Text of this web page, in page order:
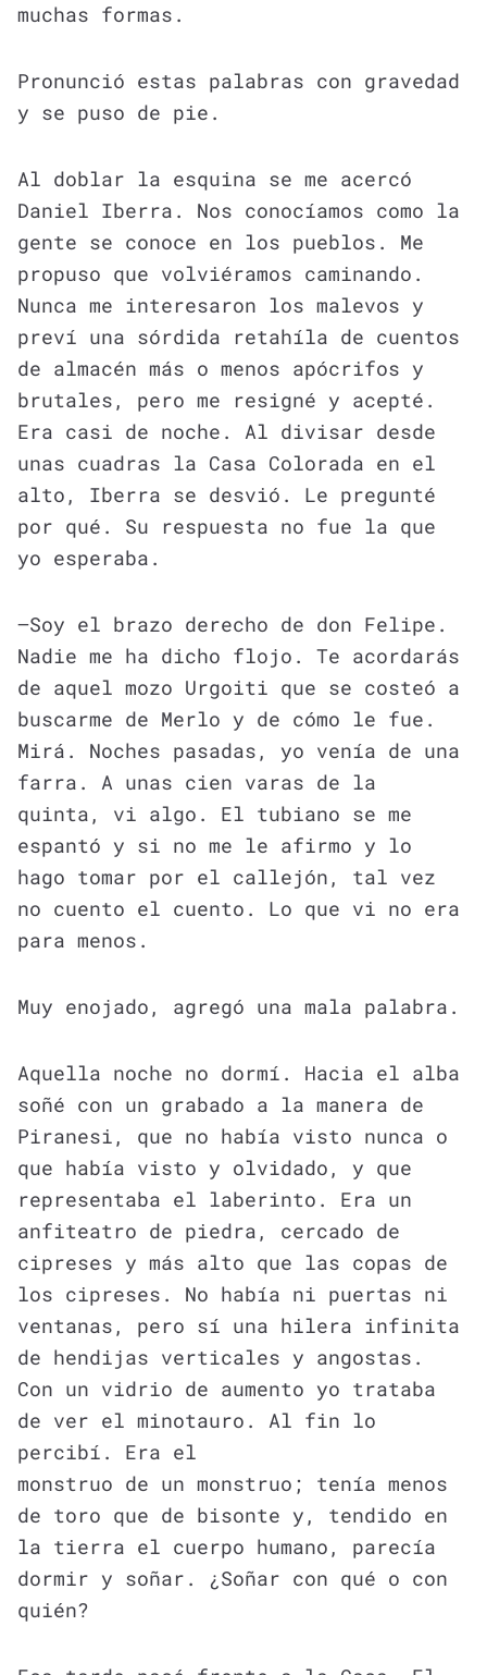
muchas formas.
Pronunció estas palabras con gravedad
y se puso de pie.
Al doblar la esquina se me acercó
Daniel Iberra. Nos conocíamos como la
gente se conoce en los pueblos. Me
propuso que volviéramos caminando.
Nunca me interesaron los malevos y
preví una sórdida retahíla de cuentos
de almacén más o menos apócrifos y
brutales, pero me resigné y acepté.
Era casi de noche. Al divisar desde
unas cuadras la Casa Colorada en el
alto, Iberra se desvió. Le pregunté
por qué. Su respuesta no fue la que
yo esperaba.
—Soy el brazo derecho de don Felipe.
Nadie me ha dicho flojo. Te acordarás
de aquel mozo Urgoiti que se costeó a
buscarme de Merlo y de cómo le fue.
Mirá. Noches pasadas, yo venía de una
farra. A unas cien varas de la
quinta, vi algo. El tubiano se me
espantó y si no me le afirmo y lo
hago tomar por el callejón, tal vez
no cuento el cuento. Lo que vi no era
para menos.
Muy enojado, agregó una mala palabra.
Aquella noche no dormí. Hacia el alba
soñé con un grabado a la manera de
Piranesi, que no había visto nunca o
que había visto y olvidado, y que
representaba el laberinto. Era un
anfiteatro de piedra, cercado de
cipreses y más alto que las copas de
los cipreses. No había ni puertas ni
ventanas, pero sí una hilera infinita
de hendijas verticales y angostas.
Con un vidrio de aumento yo trataba
de ver el minotauro. Al fin lo
percibí. Era el
monstruo de un monstruo; tenía menos
de toro que de bisonte y, tendido en
la tierra el cuerpo humano, parecía
dormir y soñar. ¿Soñar con qué o con
quién?